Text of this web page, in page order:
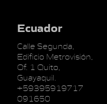
Ecuador
Calle Segunda,
Edificio Metrovisión,
Of. 1 Quito,
Guayaquil.
+59395919717
091650